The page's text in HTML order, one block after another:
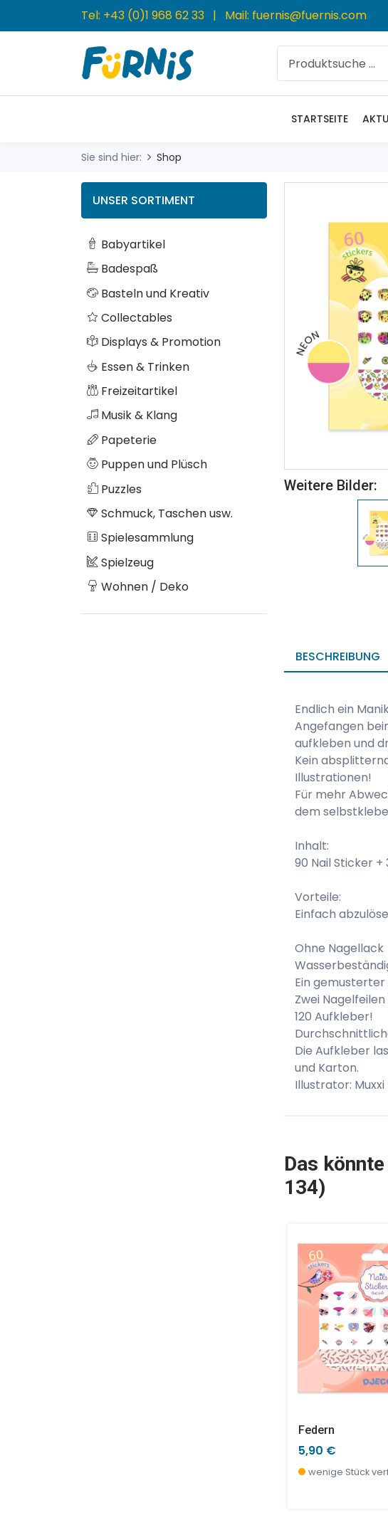
Tel: +43 (0)1 968 62 33 | Mail: fuernis@fuernis.com
STARTSEITE
Sie sind hier: Shop
UNSER SORTIMENT
Babyartikel
Badespaß
Basteln und Kreativ
Collectables
Displays & Promotion
Essen & Trinken
Freizeitartikel
Musik & Klang
Papeterie
Puppen und Plüsch
Puzzles
Schmuck, Taschen usw.
Spielesammlung
Spielzeug
Wohnen / Deko
Weitere Bilder:
BESCHREIBUNG
Endlich ein
Angefangen
aufkleben und
Kein
Illustrationen!
Für mehr
dem
Inhalt:
90 Nail Sticker
Vorteile:
Einfach
Ohne Nagellack
Ein
Zwei
120 Aufkleber!
Die Aufkleber
und Karton.
Illustrator:
Das
134)
Federn
5,90 €
wenige Stück